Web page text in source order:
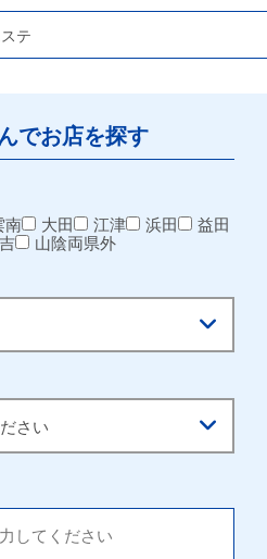
テ
でお店を探す
南 大田 江津 浜田
益田
山陰両県外